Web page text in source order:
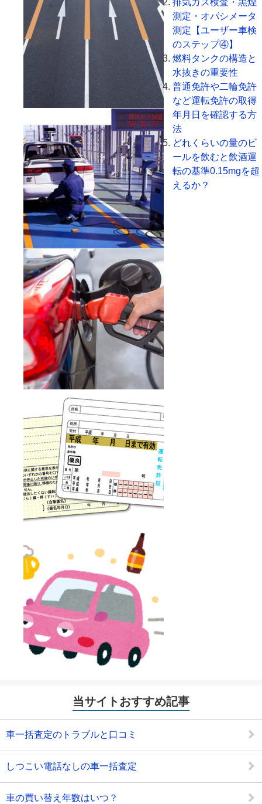
測定・オパシメータ
測定【ユーザー車検
のステップ④】
燃料タンクの構造と
水抜きの重要性
普通免許や二輪免許
など運転免許の取得
年月日を確認する方
法
どれくらいの量のビ
ールを飲むと飲酒運
転の基準0.15mgを超
えるか？
当サイトおすすめ記事
車一括査定のトラブルと口コミ
しつこい電話なしの車一括査定
車の買い替え年数はいつ？